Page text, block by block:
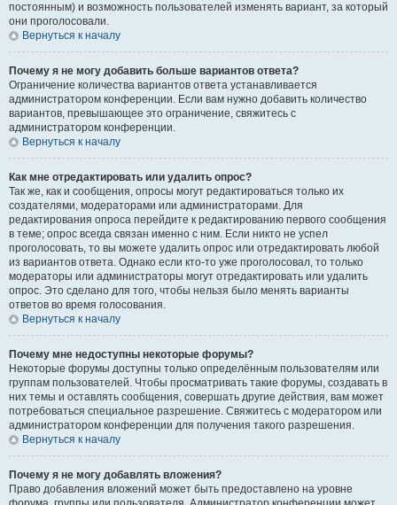
постоянным) и возможность пользователей изменять вариант, за который
они проголосовали.
Вернуться к началу
Почему я не могу добавить больше вариантов ответа?
Ограничение количества вариантов ответа устанавливается
администратором конференции. Если вам нужно добавить количество
вариантов, превышающее это ограничение, свяжитесь с
администратором конференции.
Вернуться к началу
Как мне отредактировать или удалить опрос?
Так же, как и сообщения, опросы могут редактироваться только их
создателями, модераторами или администраторами. Для
редактирования опроса перейдите к редактированию первого сообщения
в теме; опрос всегда связан именно с ним. Если никто не успел
проголосовать, то вы можете удалить опрос или отредактировать любой
из вариантов ответа. Однако если кто-то уже проголосовал, то только
модераторы или администраторы могут отредактировать или удалить
опрос. Это сделано для того, чтобы нельзя было менять варианты
ответов во время голосования.
Вернуться к началу
Почему мне недоступны некоторые форумы?
Некоторые форумы доступны только определённым пользователям или
группам пользователей. Чтобы просматривать такие форумы, создавать в
них темы и оставлять сообщения, совершать другие действия, вам может
потребоваться специальное разрешение. Свяжитесь с модератором или
администратором конференции для получения такого разрешения.
Вернуться к началу
Почему я не могу добавлять вложения?
Право добавления вложений может быть предоставлено на уровне